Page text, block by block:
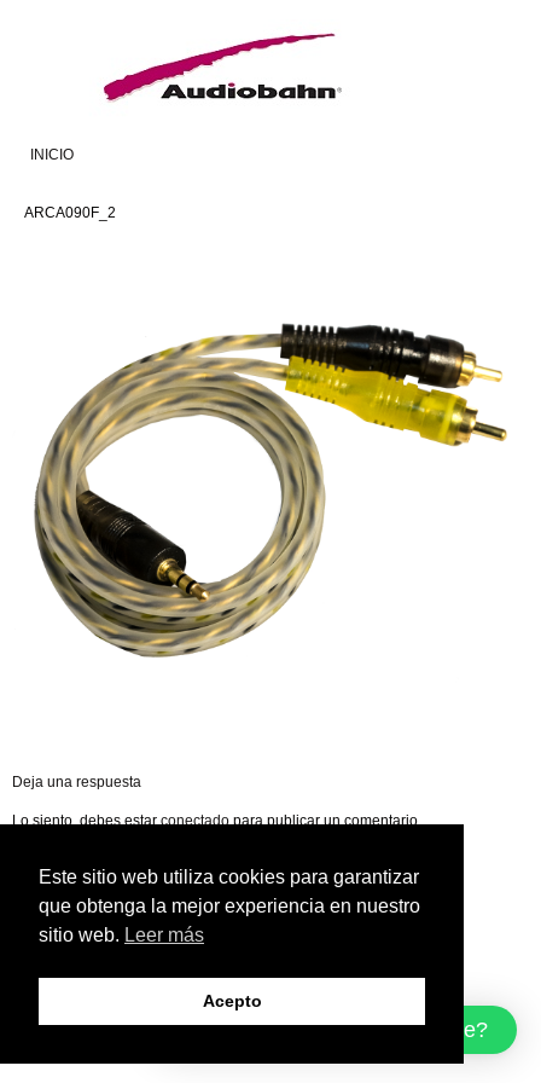
INICIO
ARCA090F_2
Deja una respuesta
Lo siento, debes estarconectadopara publicar un comentario.
¿Cómo podemos ayudarte?
Este sitio web utiliza cookies para garantizar
que obtenga la mejor experiencia en nuestro
sitio web. Leer más
Acepto